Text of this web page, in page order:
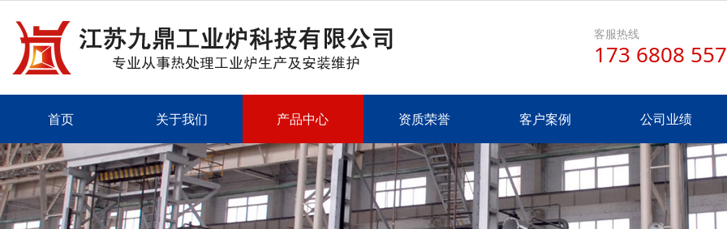
客服热线
173 6808
首页 关于我们 产品中心 资质荣誉 客户案例 公司业绩